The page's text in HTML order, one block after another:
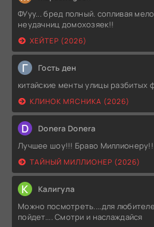
ФУуу... бред полный. сопливая
неудачниц домохозяек!!
ХЕЙТЕР (2026)
Г Гость ден
китайские менты улицы разбитых
КЛИНОК МЯСНИКА (2026)
D Donera Donera
Лучшее шоу!!! Браво
ТАЙНЫЙ МИЛЛИОНЕР (2026)
К Калигула
Можно посмотреть....для
пойдет.... Смотри и наслаждайся